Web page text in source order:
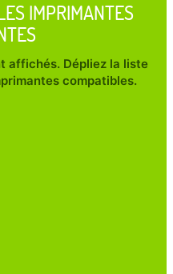
IMPRIMANTES
affichés. Dépliez la liste
compatibles.